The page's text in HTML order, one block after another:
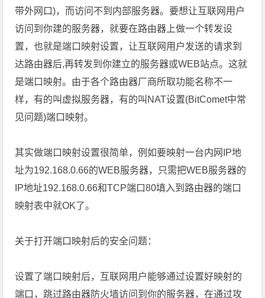
带外网口)，而访问不到内部服务器。要想让互联网用户
访问到你建的服务器，就要在路由器上做一个转发设
置，也就是端口映射设置，让互联网用户发送的请求到
达路由器后,再转发到你建立的服务器或WEB站点。这就
是端口映射。由于各个路由器厂商所取功能名称不一
样，有的叫虚拟服务器，有的叫NAT设置(BitComet中常
见问题)端口映射。
其实做端口映射设置很简单，例如要映射一台内网IP地
址为192.168.0.66的WEB服务器，只需把WEB服务器的
IP地址192.168.0.66和TCP端口80填入到路由器的端口
映射表中就OK了。
关于打开端口映射后的安全问题：
设置了端口映射后，互联网用户能够通过设置好映射的
端口，跳过路由器防火墙访问到你的服务器，在通过攻